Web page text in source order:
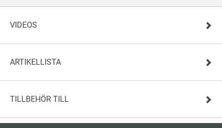
VIDEOS
ARTIKELLISTA
TILLBEHÖR TILL